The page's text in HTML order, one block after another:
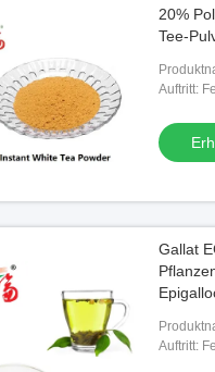
20%
Tee-
Pulver
Auftritt:
Gallat
Auftritt: